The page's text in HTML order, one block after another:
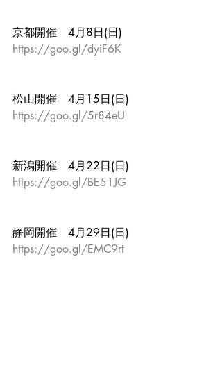
京都開催　4月8日(日)
https://goo.gl/dyiF6K
松山開催　4月15日(日)
https://goo.gl/5r84eU
新潟開催　4月22日(日)
https://goo.gl/BE51JG
静岡開催　4月29日(日)
https://goo.gl/EMC9rt